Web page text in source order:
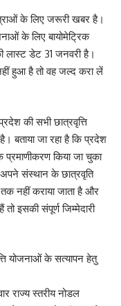
के लिए जरूरी खबर है।
के लिए बायोमेट्रिक
लास्ट डेट 31 जनवरी है।
हुआ है तो वह जल्द करा लें
की सभी छात्रवृत्ति
बताया जा रहा है कि प्रदेश
प्रमाणीकरण किया जा चुका
संस्थान के छात्रवृति
नहीं कराया जाता है और
इसकी संपूर्ण जिम्मेदारी
योजनाओं के सत्यापन हेतु
राज्य स्तरीय नोडल